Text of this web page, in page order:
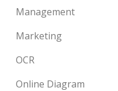
Management
Marketing
OCR
Online Diagram